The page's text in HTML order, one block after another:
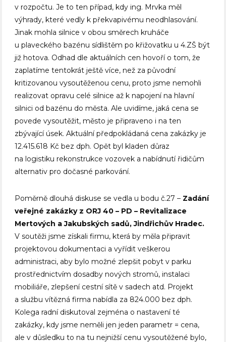
v rozpočtu. Je to ten případ, kdy ing. Mrvka měl
výhrady, které vedly k překvapivému neodhlasování.
Jinak mohla silnice v obou směrech kruháče
u plaveckého bazénu sídlištěm po křižovatku u 4.ZŠ být
již hotova. Odhad dle aktuálních cen hovoří o tom, že
zaplatíme tentokrát ještě více, než za původní
kritizovanou vysoutěženou cenu, proto jsme nemohli
realizovat opravu celé silnice až k napojení na hlavní
silnici od bazénu do města. Ale uvidíme, jaká cena se
povede vysoutěžit, město je připraveno i na ten
zbývající úsek. Aktuální předpokládaná cena zakázky je
12.415.618 Kč bez dph. Opět byl kladen důraz
na logistiku rekonstrukce vozovek a nabídnutí řidičům
alternativ pro dočasné parkování.
Poměrně dlouhá diskuse se vedla u bodu č.27 – Zadání
veřejné zakázky z ORJ 40 – PD – Revitalizace
Mertových a Jakubských sadů, Jindřichův Hradec.
V soutěži jsme získali firmu, která by měla připravit
projektovou dokumentaci a vyřídit veškerou
administraci, aby bylo možné zlepšit pobyt v parku
prostřednictvím dosadby nových stromů, instalaci
mobiliáře, zlepšení cestní sítě v sadech atd. Projekt
a službu vítězná firma nabídla za 824.000 bez dph.
Kolega radní diskutoval zejména o nastavení té
zakázky, kdy jsme neměli jen jeden parametr = cena,
ale v důsledku to na tu nejnižší cenu vysoutěžené bylo,